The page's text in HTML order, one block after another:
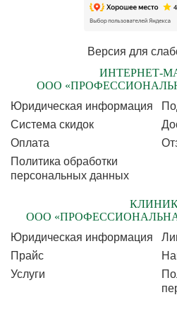
Версия для
ИНТЕРНЕТ-
ООО
Юридическая информация
Cистема скидок
Оплата
Политика обработки
персональных данных
ООО
Юридическая информация
Прайс
Услуги